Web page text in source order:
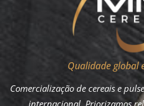
Qualidade global
Comercialização de cereais e
internacional. Priorizamos